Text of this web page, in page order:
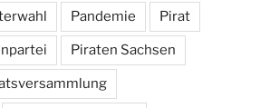
Pandemie Pirat
Piraten Sachsen